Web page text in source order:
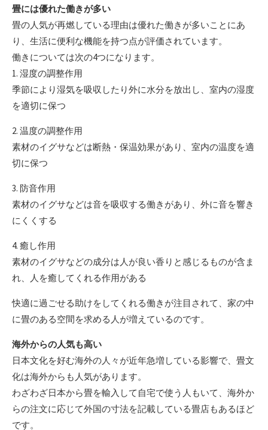
畳には優れた働きが多い
畳の人気が再燃している理由は優れた働きが多いことにあ
り、生活に便利な機能を持つ点が評価されています。
働きについては次の4つになります。
1. 湿度の調整作用
季節により湿気を吸収したり外に水分を放出し、室内の湿度
を適切に保つ
2. 温度の調整作用
素材のイグサなどは断熱・保温効果があり、室内の温度を適
切に保つ
3. 防音作用
素材のイグサなどは音を吸収する働きがあり、外に音を響き
にくくする
4. 癒し作用
素材のイグサなどの成分は人が良い香りと感じるものが含ま
れ、人を癒してくれる作用がある
快適に過ごせる助けをしてくれる働きが注目されて、家の中
に畳のある空間を求める人が増えているのです。
海外からの人気も高い
日本文化を好む海外の人々が近年急増している影響で、畳文
化は海外からも人気があります。
わざわざ日本から畳を輸入して自宅で使う人もいて、海外か
らの注文に応じて外国の寸法を記載している畳店もあるほど
です。